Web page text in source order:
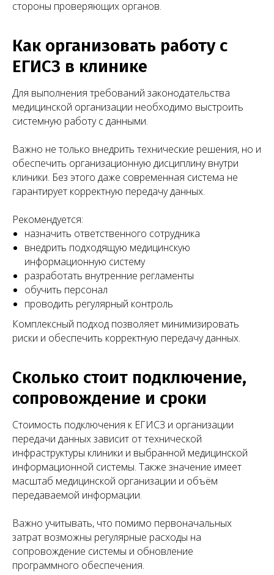
стороны проверяющих органов.
Как организовать работу с
ЕГИСЗ в клинике
Для выполнения требований законодательства
медицинской организации необходимо выстроить
системную работу с данными.
Важно не только внедрить технические решения, но и
обеспечить организационную дисциплину внутри
клиники. Без этого даже современная система не
гарантирует корректную передачу данных.
Рекомендуется:
назначить ответственного сотрудника
внедрить подходящую медицинскую
информационную систему
разработать внутренние регламенты
обучить персонал
проводить регулярный контроль
Комплексный подход позволяет минимизировать
риски и обеспечить корректную передачу данных.
Сколько стоит подключение,
сопровождение и сроки
Стоимость подключения к ЕГИСЗ и организации
передачи данных зависит от технической
инфраструктуры клиники и выбранной медицинской
информационной системы. Также значение имеет
масштаб медицинской организации и объём
передаваемой информации.
Важно учитывать, что помимо первоначальных
затрат возможны регулярные расходы на
сопровождение системы и обновление
программного обеспечения.
Предлагаем подборку публикаций с разбором
ключевых аспектов регулирования медицинской
деятельности: трудовые отношения,
лицензирование, защита прав пациентов, договорная
работа и многое другое.